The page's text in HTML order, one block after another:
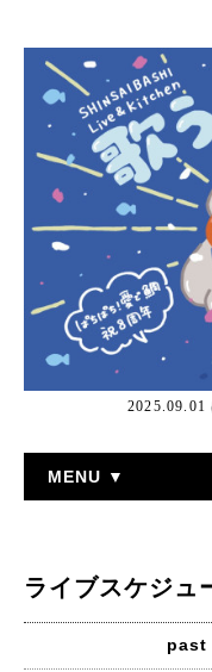
2025.09.01
MENU ▼
ライブスケジュ
past